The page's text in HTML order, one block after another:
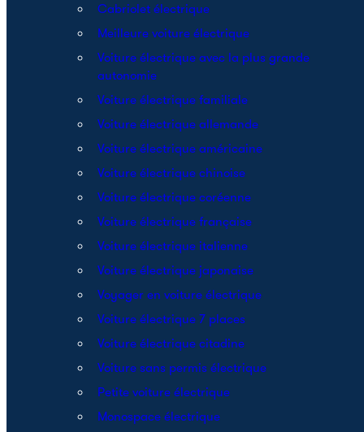
Cabriolet électrique
Meilleure voiture électrique
Voiture électrique avec la plus grande
autonomie
Voiture électrique familiale
Voiture électrique allemande
Voiture électrique américaine
Voiture électrique chinoise
Voiture électrique coréenne
Voiture électrique française
Voiture électrique italienne
Voiture électrique japonaise
Voyager en voiture électrique
Voiture électrique 7 places
Voiture électrique citadine
Voiture sans permis électrique
Petite voiture électrique
Monospace électrique